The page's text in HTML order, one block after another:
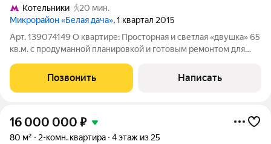
Котельники
20 мин.
Микрорайон «Белая дача», 1 квартал 2015
Арт. 139074149 О квартире: Просторная и светлая «двушка» 65
кв.м. с продуманной планировкой и готовым ремонтом для
изолированные санузлы (в одном душ, в другом джакузи для
Позвонить Написать
16 000 000 ₽
80 м² 2-комн. квартира 4 этаж из 25